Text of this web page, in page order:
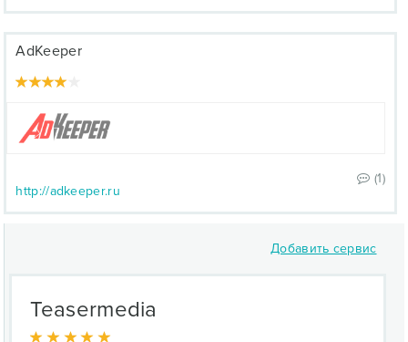
AdKeeper
(1)
http://adkeeper.ru
Добавить сервис
Teasermedia